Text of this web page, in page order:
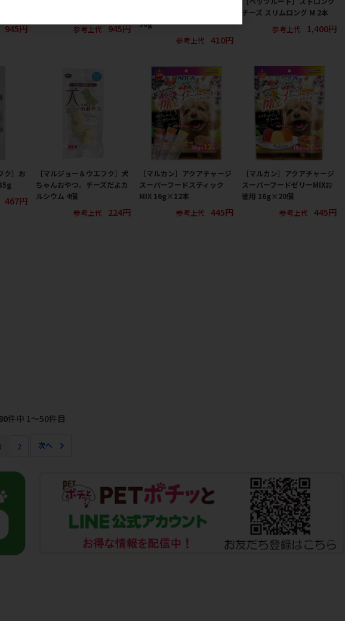
945円
参考上代
945円
50g
参考上代
410円
チーズ スリムロング M 2本
参考上代
1,400円
ク］お
467円
［マルジョー＆ウエフク］犬
ちゃんおやつ。チーズだよカ
ルシウム 4個
参考上代
224円
［マルカン］アクアチャージ
スーパーフードスティック
MIX 16g×12本
参考上代
445円
［マルカン］アクアチャージ
スーパーフードゼリーMIXお
徳用 16g×20個
参考上代
445円
件中 1〜50件目
2